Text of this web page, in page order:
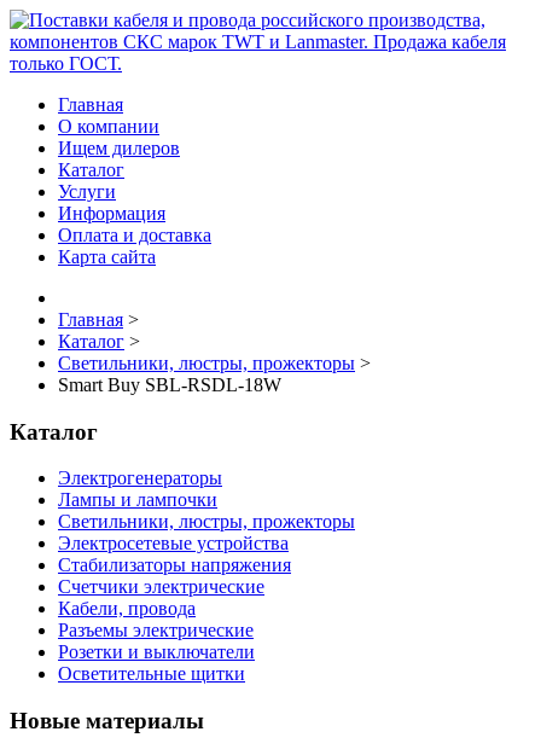
Главная
О компании
Ищем дилеров
Каталог
Услуги
Информация
Оплата и доставка
Карта сайта
Главная >
Каталог >
Светильники, люстры, прожекторы >
Smart Buy SBL-RSDL-18W
Каталог
Электрогенераторы
Лампы и лампочки
Светильники, люстры, прожекторы
Электросетевые устройства
Стабилизаторы напряжения
Счетчики электрические
Кабели, провода
Разъемы электрические
Розетки и выключатели
Осветительные щитки
Новые материалы